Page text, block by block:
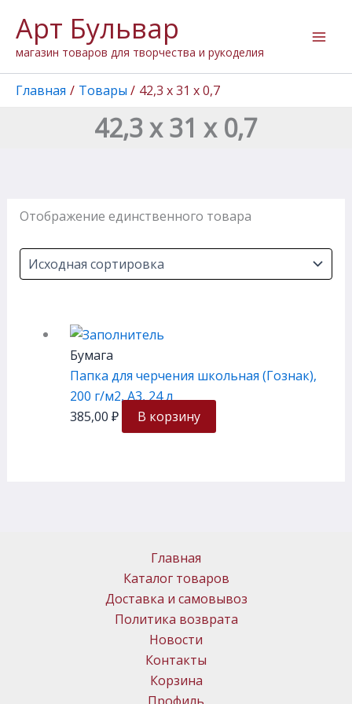
содержимому
Арт Бульвар
магазин товаров для творчества и рукоделия
Главная Товары 42,3 х 31 х 0,7
42,3 х 31 х 0,7
Отображение единственного товара
Бумага
Папка для черчения школьная (Гознак),
200 г/м2, А3, 24 л
385,00 ₽ В корзину
Главная
Каталог товаров
Доставка и самовывоз
Политика возврата
Новости
Контакты
Корзина